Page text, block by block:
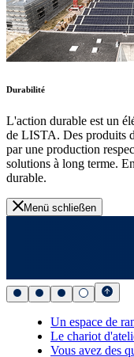
Durabilité
L'action durable est un
de LISTA. Des produits
par une production
solutions à long terme.
durable.
Menü schließen
Un espace de
Le chariot
Vous avez des